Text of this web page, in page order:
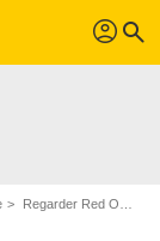
profil search
Regarder Red One en SVOD